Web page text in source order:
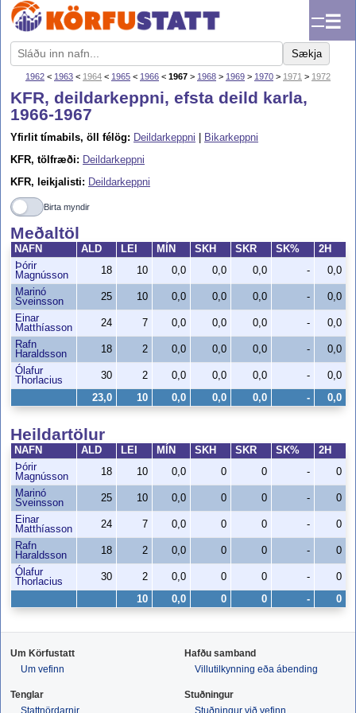
☰
Sækja
1962 < 1963 < 1964 < 1965 < 1966 < 1967 > 1968 > 1969 > 1970 > 1971 > 1972
KFR, deildarkeppni, efsta deild karla,
1966-1967
Yfirlit tímabils, öll félög: Deildarkeppni
Bikarkeppni
KFR, tölfræði: Deildarkeppni
KFR, leikjalisti: Deildarkeppni
Birta myndir
Heildartölur
NAFN ALD LEI MÍN SKH SKR SK% 2H
Þórir
Magnússon
18 10 0,0 0 0 -
0
Marinó
Sveinsson
25 10 0,0 0 0 -
0
Einar
Matthíasson
24 7 0,0 0 0 -
0
Rafn
Haraldsson
18 2 0,0 0 0 -
0
Ólafur
Thorlacius
30 2 0,0 0 0 - 0
10 0,0 0 0 - 0
Meðaltöl
NAFN ALD LEI MÍN SKH SKR SK% 2H
Þórir
Magnússon
18 10 0,0 0,0 0,0 -
0,0
Marinó
Sveinsson
25 10 0,0 0,0 0,0 -
0,0
Einar
Matthíasson
24 7 0,0 0,0 0,0 -
0,0
Rafn
Haraldsson
18 2 0,0 0,0 0,0 -
0,0
Ólafur
Thorlacius
30 2 0,0 0,0 0,0 - 0,0
23,0 10 0,0 0,0 0,0 - 0,0
Um Körfustatt
Um vefinn
Hafðu samband
Villutilkynning eða ábending
Tenglar
Stattnördarnir
Stuðningur
Stuðningur við vefinn